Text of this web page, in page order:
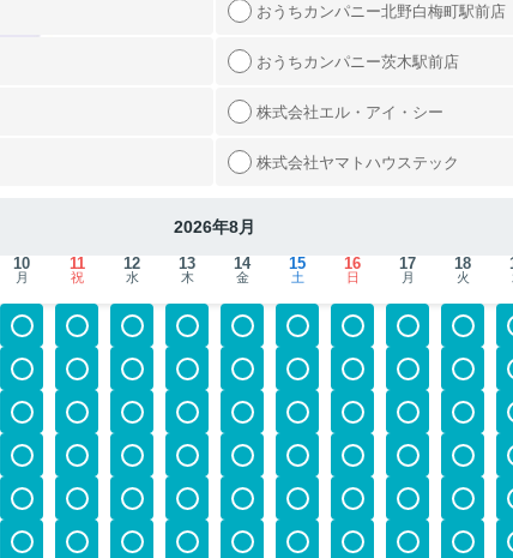
おうちカンパニー北野白梅町駅前店
おうちカンパニー茨木駅前店
株式会社エル・アイ・シー
株式会社ヤマトハウステック
2026年8月
10
月
11
祝
12
水
13
木
14
金
15
土
16
日
17
月
18
火